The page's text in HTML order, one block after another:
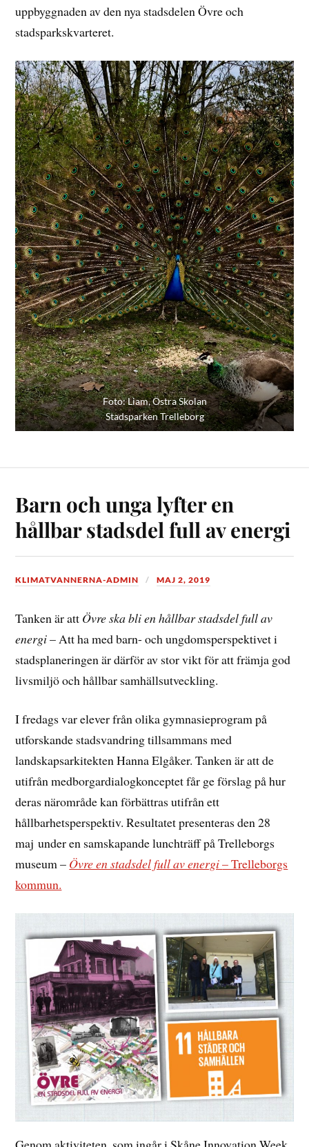
uppbyggnaden av den nya stadsdelen Övre och
stadsparkskvarteret.
Foto: Liam, Östra Skolan
Stadsparken Trelleborg
Barn och unga lyfter en
hållbar stadsdel full av energi
KLIMATVANNERNA-ADMIN MAJ 2, 2019
Tanken är att Övre ska bli en hållbar stadsdel full av
energi– Att ha med barn- och ungdomsperspektivet i
stadsplaneringen är därför av stor vikt för att främja god
livsmiljö och hållbar samhällsutveckling.
I fredags var elever från olika gymnasieprogram på
utforskande stadsvandring tillsammans med
landskapsarkitekten Hanna Elgåker. Tanken är att de
utifrån medborgardialogkonceptet får ge förslag på hur
deras närområde kan förbättras utifrån ett
hållbarhetsperspektiv. Resultatet presenteras den 28
maj under en samskapande lunchträff på Trelleborgs
museum – Övre en stadsdel full av energi– Trelleborgs
kommun.